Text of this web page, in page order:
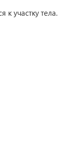
участку тела.